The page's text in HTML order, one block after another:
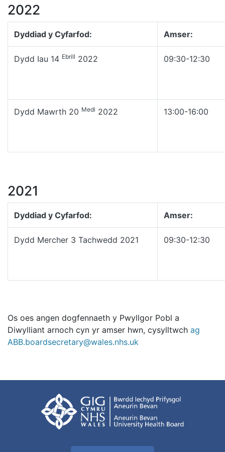
2022
Dyddiad y Cyfarfod: Amser:
Dydd Iau 14 Ebrill 2022 09:30-12:30
Dydd Mawrth 20 Medi 2022 13:00-16:00
2021
Dyddiad y Cyfarfod: Amser:
Dydd Mercher 3 Tachwedd 2021 09:30-12:30
Os oes angen dogfennaeth y Pwyllgor Pobl a
Diwylliant arnoch cyn yr amser hwn, cysylltwch ag
ABB.boardsecretary@wales.nhs.uk